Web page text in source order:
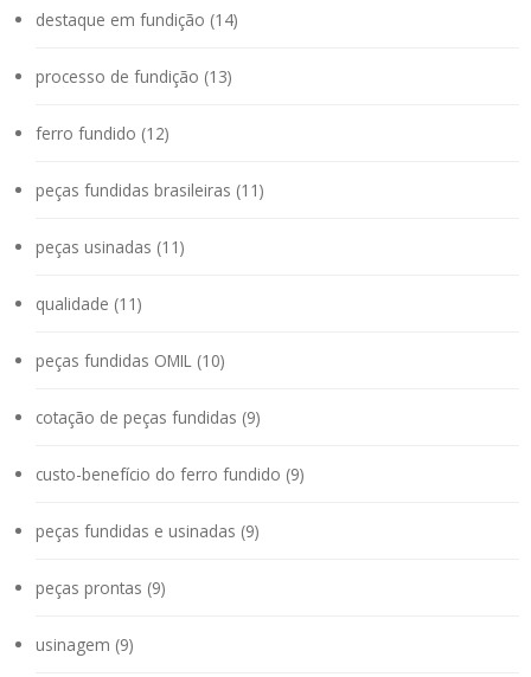
destaque em fundição (14)
processo de fundição (13)
ferro fundido (12)
peças fundidas brasileiras (11)
peças usinadas (11)
qualidade (11)
peças fundidas OMIL (10)
cotação de peças fundidas (9)
custo-benefício do ferro fundido (9)
peças fundidas e usinadas (9)
peças prontas (9)
usinagem (9)